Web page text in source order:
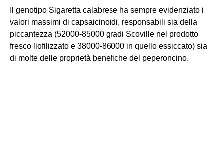
Il genotipo Sigaretta calabrese ha sempre evidenziato i
valori massimi di capsaicinoidi, responsabili sia della
piccantezza (52000-85000 gradi Scoville nel prodotto
fresco liofilizzato e 38000-86000 in quello essiccato) sia
di molte delle proprietà benefiche del peperoncino.